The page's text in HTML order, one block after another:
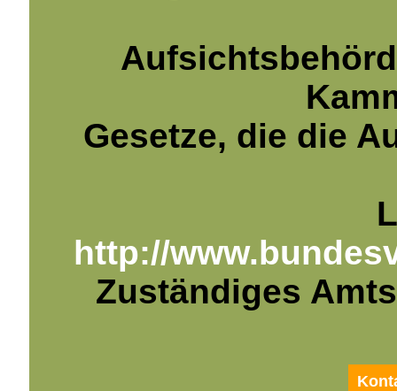
Gesetze, die die
http://
Zuständiges